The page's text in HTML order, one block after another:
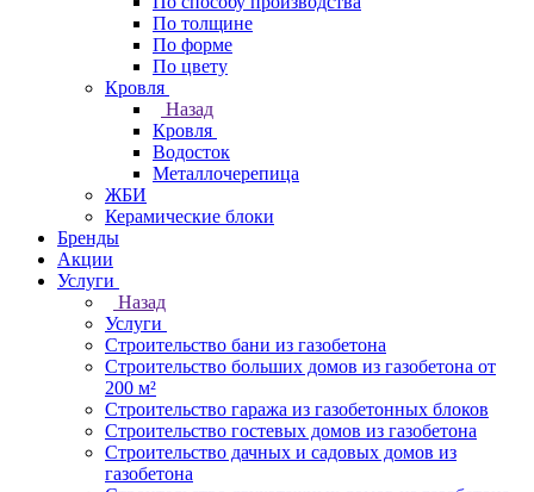
По толщине
По форме
По цвету
Кровля
Назад
Кровля
Водосток
Металлочерепица
ЖБИ
Керамические блоки
Бренды
Акции
Услуги
Назад
Услуги
Строительство бани из газобетона
Строительство больших домов из газобетона от
200 м²
Строительство гаража из газобетонных блоков
Строительство гостевых домов из газобетона
Строительство дачных и садовых домов из
газобетона